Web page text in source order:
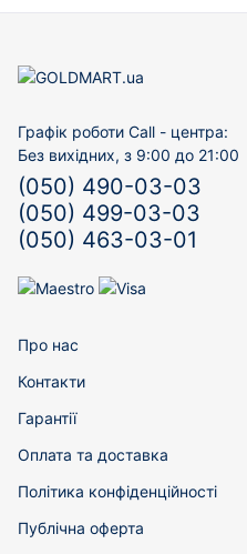
Графік роботи Call - центра:
Без вихідних, з 9:00 до 21:00
(050) 490-03-03
(050) 499-03-03
(050) 463-03-01
Про нас
Контакти
Гарантії
Оплата та доставка
Політика конфіденційності
Публічна оферта